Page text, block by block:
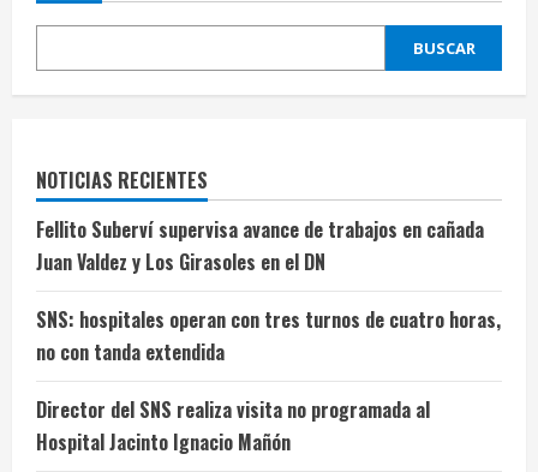
BUSCAR
NOTICIAS RECIENTES
Fellito Suberví supervisa avance de trabajos en cañada
Juan Valdez y Los Girasoles en el DN
SNS: hospitales operan con tres turnos de cuatro horas,
no con tanda extendida
Director del SNS realiza visita no programada al
Hospital Jacinto Ignacio Mañón